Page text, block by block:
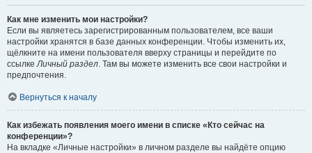
Как мне изменить мои настройки?
Если вы являетесь зарегистрированным пользователем, все ваши
настройки хранятся в базе данных конференции. Чтобы изменить их,
щёлкните на имени пользователя вверху страницы и перейдите по
ссылкеЛичный раздел. Там вы можете изменить все свои настройки и
предпочтения.
Вернуться к началу
Как избежать появления моего имени в списке «Кто сейчас на
конференции»?
На вкладке «Личные настройки» в личном разделе вы найдёте опцию